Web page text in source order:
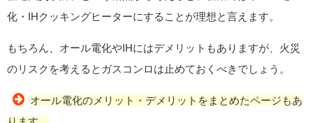
化・IHクッキングヒーターにすることが理想と言えます。
もちろん、オール電化やIHにはデメリットもありますが、火災
のリスクを考えるとガスコンロは止めておくべきでしょう。
オール電化のメリット・デメリットをまとめたページもあ